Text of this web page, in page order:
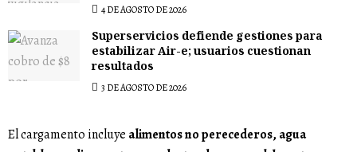
4 DE AGOSTO DE 2026
Superservicios defiende gestiones para
estabilizar Air-e; usuarios cuestionan
resultados
3 DE AGOSTO DE 2026
El cargamento incluye alimentos no perecederos, agua